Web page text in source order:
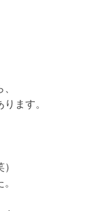
ます。